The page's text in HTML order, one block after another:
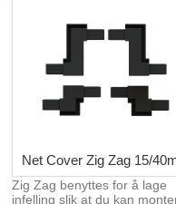
Net Cover Zig Zag 15/
Zig Zag benyttes for å lage
infelling slik at du kan